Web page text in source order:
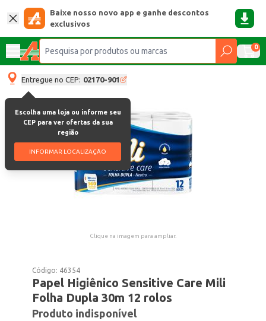
Baixe nosso novo app e ganhe descontos
exclusivos
0
Entregue no CEP: 02170-901
Escolha uma loja ou informe seu
CEP para ver ofertas da sua
região
INFORMAR LOCALIZAÇÃO
Clique na imagem para ampliar.
Código: 46354
Papel Higiênico Sensitive Care Mili
Folha Dupla 30m 12 rolos
Produto indisponível